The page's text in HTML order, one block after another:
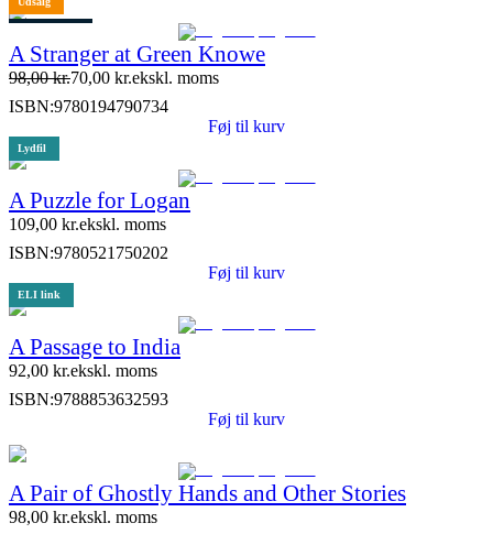
A Stranger at Green Knowe
98,00kr.70,00 kr.ekskl. moms
ISBN:9780194790734
Føj til kurv
Lydfil
A Puzzle for Logan
109,00 kr.ekskl. moms
ISBN:9780521750202
Føj til kurv
ELI link
A Passage to India
92,00 kr.ekskl. moms
ISBN:9788853632593
Føj til kurv
A Pair of Ghostly Hands and Other Stories
98,00 kr.ekskl. moms